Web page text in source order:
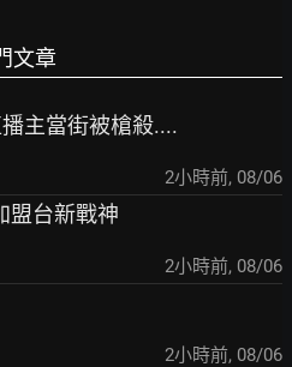
文章
主當街被槍殺....
2小時前, 08/06
盟台新戰神
2小時前, 08/06
2小時前, 08/06